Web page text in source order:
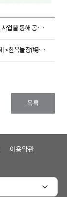
김포문화재단, 문화예술기관 협력 사업을 통해 공연 2건 추가 유치
2026 김포 한옥마을 가정의 달 축제 <한옥놀장(場)> 성료
목록
이용약관